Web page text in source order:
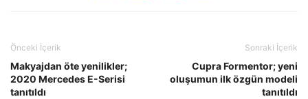
Önceki İçerik
Makyajdan öte yenilikler;
2020 Mercedes E-Serisi
tanıtıldı
Sonraki İçerik
Cupra Formentor; yeni
oluşumun ilk özgün modeli
tanıtıldı